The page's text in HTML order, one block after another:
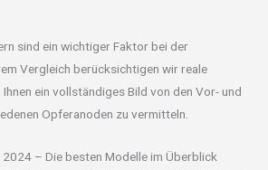
sind ein wichtiger Faktor bei der
Vergleich berücksichtigen wir reale
Ihnen ein vollständiges Bild von den Vor- und
Opferanoden zu vermitteln.
– Die besten Modelle im Überblick